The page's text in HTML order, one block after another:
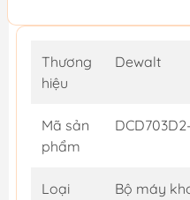
Thương
hiệu
Dewalt
Mã sản
phẩm
Loại
Bộ máy